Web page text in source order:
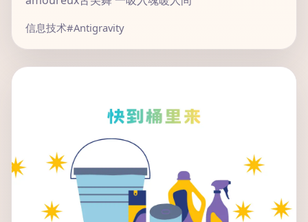
信息技术#Antigravity